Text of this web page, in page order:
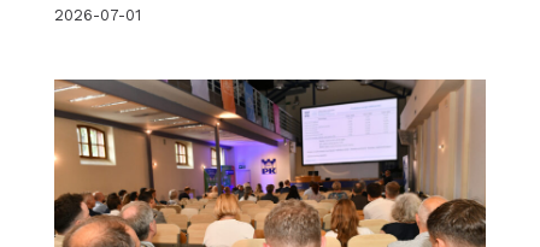
2026-07-01